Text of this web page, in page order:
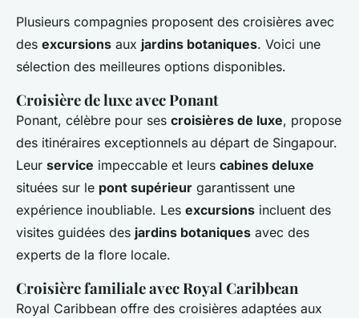
Plusieurs compagnies proposent des croisières avec
des excursions aux jardins botaniques. Voici une
sélection des meilleures options disponibles.
Croisière de luxe avec Ponant
Ponant, célèbre pour ses croisières de luxe, propose
des itinéraires exceptionnels au départ de Singapour.
Leur service impeccable et leurs cabines deluxe
situées sur le pont supérieur garantissent une
expérience inoubliable. Les excursions incluent des
visites guidées des jardins botaniques avec des
experts de la flore locale.
Croisière familiale avec Royal Caribbean
Royal Caribbean offre des croisières adaptées aux